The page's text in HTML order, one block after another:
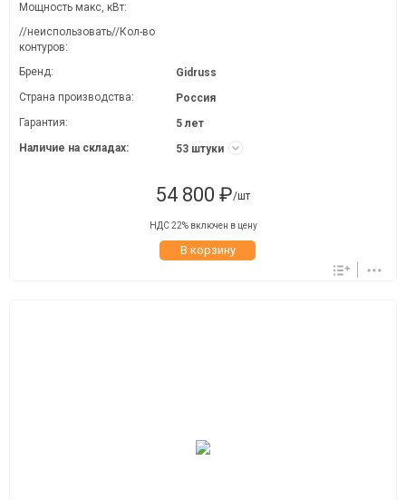
Мощность макс, кВт:
//неиспользовать//Кол-во
контуров:
Бренд:
Gidruss
Страна производства:
Россия
Гарантия:
5 лет
Наличие на складах:
53 штуки
54 800 ₽/шт
НДС 22% включен в цену
В корзину